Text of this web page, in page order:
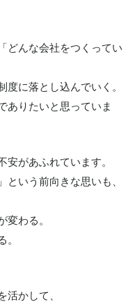
どんな会社をつくってい
に落とし込んでいく。
ありたいと思っていま
があふれています。
いう前向きな思いも、
変わる。
。
活かして、